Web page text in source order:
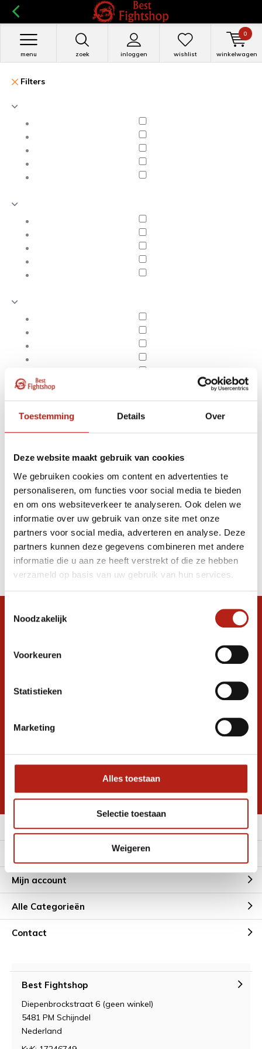
Toestemming Details Over
Deze website maakt gebruik van cookies
We gebruiken cookies om content en advertenties te
personaliseren, om functies voor social media te bieden
en om ons websiteverkeer te analyseren. Ook delen we
informatie over uw gebruik van onze site met onze
partners voor social media, adverteren en analyse. Deze
partners kunnen deze gegevens combineren met andere
informatie die u aan ze heeft verstrekt of die ze hebben
verzameld op basis van uw gebruik van hun services.
Noodzakelijk
Voorkeuren
Statistieken
Marketing
Alles toestaan
Selectie toestaan
Weigeren
zoek inloggen
menu wishlist winkelwagen
0
Filters
Apply filters
Producten getagd met
band met slip
Producten
Filter
Sorteren op
Snel antwoord op je vraag?
graag verder. 24/7
Ontvang de nieuwste aanbiedingen en
Inschrijven voor
* Lees hier de wettelijke beperkingen
Meer informatie
Mijn account
Alle Categorieën
Contact
Best Fightshop
Diepenbrockstraat 6 (geen winkel)
5481 PM Schijndel
Nederland